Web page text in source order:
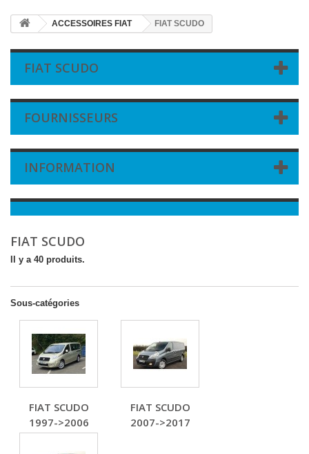
ACCESSOIRES FIAT FIAT SCUDO
FIAT SCUDO
FOURNISSEURS
INFORMATION
FIAT SCUDO
Il y a 40 produits.
Sous-catégories
FIAT SCUDO
1997->2006
FIAT SCUDO
2007->2017